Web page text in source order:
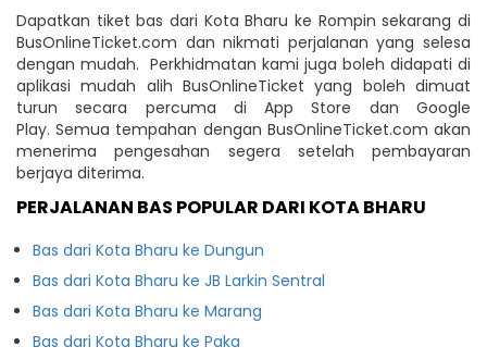
Dapatkan tiket bas dari Kota Bharu ke Rompin sekarang di
BusOnlineTicket.com dan nikmati perjalanan yang selesa
dengan mudah. Perkhidmatan kami juga boleh didapati di
aplikasi mudah alih BusOnlineTicket yang boleh dimuat
turun secara percuma di App Store dan Google
Play. Semua tempahan dengan BusOnlineTicket.com akan
menerima pengesahan segera setelah pembayaran
berjaya diterima.
PERJALANAN BAS POPULAR DARI KOTA BHARU
Bas dari Kota Bharu ke Dungun
Bas dari Kota Bharu ke JB Larkin Sentral
Bas dari Kota Bharu ke Marang
Bas dari Kota Bharu ke Paka